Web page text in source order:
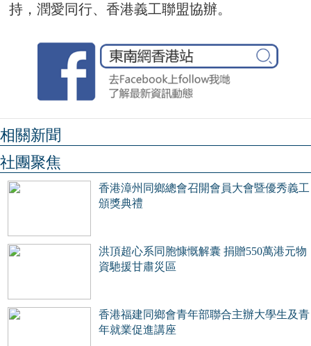
持，潤愛同行、香港義工聯盟協辦。
相關新聞
社團聚焦
香港漳州同鄉總會召開會員大會暨優秀義工
頒獎典禮
洪頂超心系同胞慷慨解囊 捐贈550萬港元物
資馳援甘肅災區
香港福建同鄉會青年部聯合主辦大學生及青
年就業促進講座